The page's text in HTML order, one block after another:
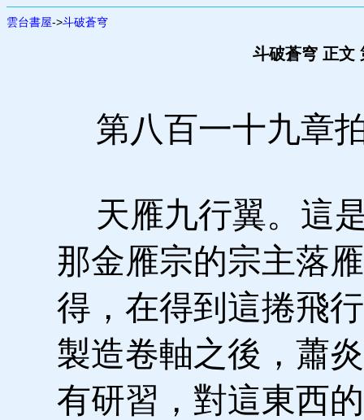
雲台書屋->斗破蒼穹
斗破蒼穹 正文
第八百一十九章
天雁九行翼。這
那金雁宗的宗主落
得，在得到這捲飛
製造卷軸之後，蕭
有研習，對這東西